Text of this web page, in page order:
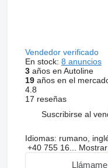
Vendedor verificado
En stock: 8 anuncios
3años en Autoline
19años en el
4.8
17 reseñas
Suscribirse al
Idiomas: rumano,
+40 755 16... Mostrar